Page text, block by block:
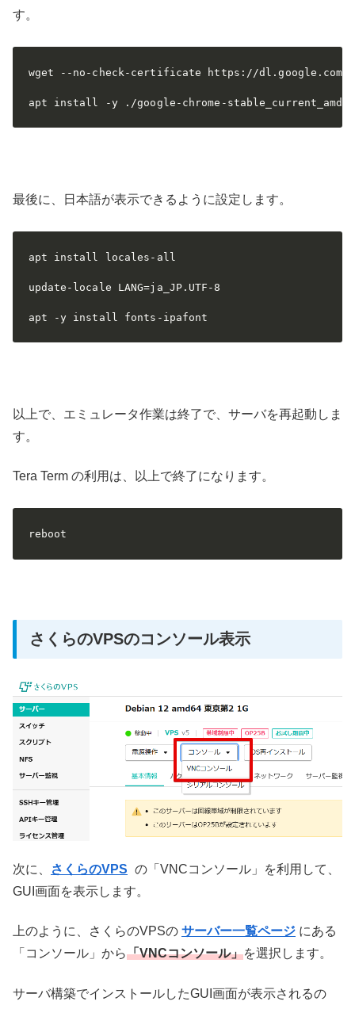
す。
wget --no-check-certificate https://dl.google.com/
最後に、日本語が表示できるように設定します。
apt install locales-all
update-locale LANG=ja_JP.UTF-8
apt -y install fonts-ipafont
以上で、エミュレータ作業は終了で、サーバを再起動しま
す。
Tera Term の利用は、以上で終了になります。
reboot
さくらのVPSのコンソール表示
次に、 さくらのVPS の「VNCコンソール」を利用して、
GUI画面を表示します。
上のように、さくらのVPSの サーバー一覧ページ にある
「コンソール」から「VNCコンソール」を選択します。
サーバ構築でインストールしたGUI画面が表示されるの